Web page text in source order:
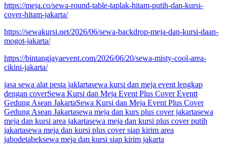
https://meja.co/sewa-round-table-taplak-hitam-putih-dan-kursi-
cover-hitam-jakarta/
https://sewakursi.net/2026/06/sewa-backdrop-meja-dan-kursi-daan-
mogot-jakarta/
https://bintangjayaevent.com/2026/06/20/sewa-misty-cool-area-
cikini-jakarta/
jasa sewa alat pesta jaklartasewa kursi dan meja event lengkap
dengan coverSewa Kursi dan Meja Event Plus Cover Eventt
Gedung Asean JakartaSewa Kursi dan Meja Event Plus Cover
Gedung Asean Jakartasewa meja dan kurs plus cover jakartasewa
meja dan kursi area jakartasewa meja dan kursi plus cover putih
jakartasewa meja dan kursi plus cover siap kirim area
jabodetabeksewa meja dan kursi siap kirim jakarta